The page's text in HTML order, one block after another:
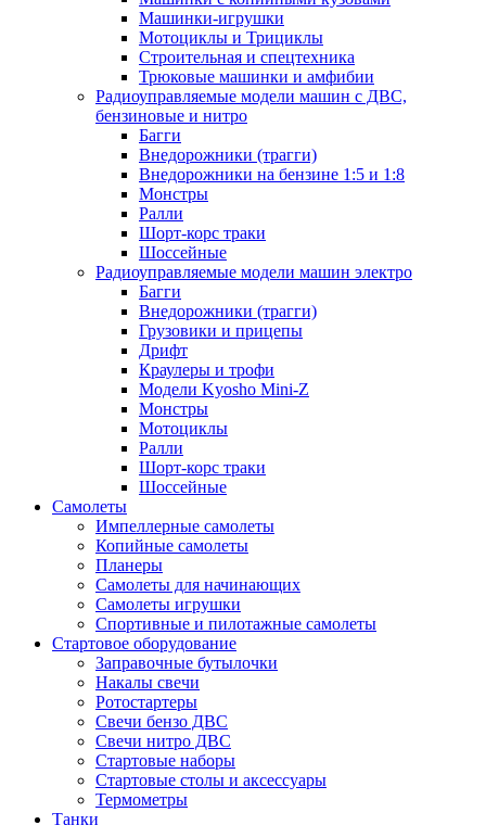
Машинки-игрушки
Мотоциклы и Трициклы
Строительная и спецтехника
Трюковые машинки и амфибии
Радиоуправляемые модели машин с ДВС,
бензиновые и нитро
Багги
Внедорожники (трагги)
Внедорожники на бензине 1:5 и 1:8
Монстры
Ралли
Шорт-корс траки
Шоссейные
Радиоуправляемые модели машин электро
Багги
Внедорожники (трагги)
Грузовики и прицепы
Дрифт
Краулеры и трофи
Модели Kyosho Mini-Z
Монстры
Мотоциклы
Ралли
Шорт-корс траки
Шоссейные
Самолеты
Импеллерные самолеты
Копийные самолеты
Планеры
Самолеты для начинающих
Самолеты игрушки
Спортивные и пилотажные самолеты
Стартовое оборудование
Заправочные бутылочки
Накалы свечи
Ротостартеры
Свечи бензо ДВС
Свечи нитро ДВС
Стартовые наборы
Стартовые столы и аксессуары
Термометры
Танки